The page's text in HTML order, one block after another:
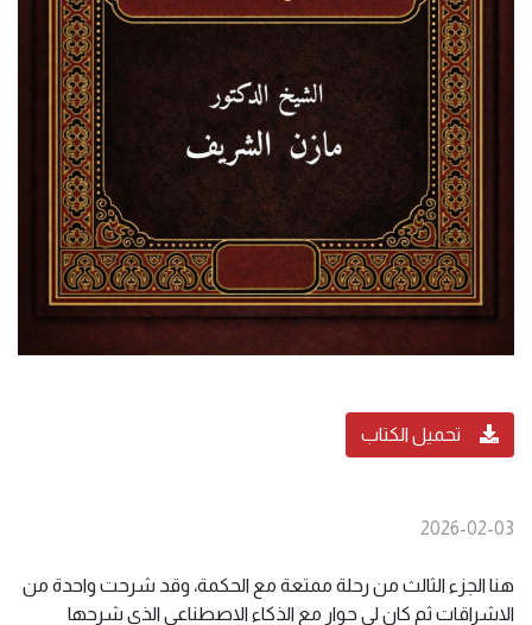
تحميل الكتاب
2026-02-03
هنا الجزء الثالث من رحلة ممتعة مع الحكمة، وقد شرحت واحدة من
الاشراقات ثم كان لي حوار مع الذكاء الاصطناعي الذي شرحها